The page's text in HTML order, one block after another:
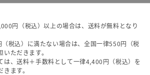
円（税込）以上の場合は、送料が無料となり
税込）に満たない場合は、全国一律550円（税
ただきます。
は、送料＋手数料として一律4,400円（税込）を
ます。